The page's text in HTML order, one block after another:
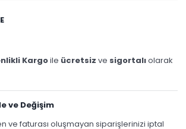
Kargoile ücretsiz ve sigortalıolarak
ve Değişim
ve faturası oluşmayan siparişlerinizi iptal